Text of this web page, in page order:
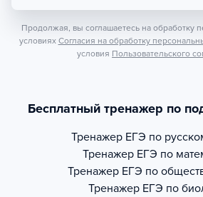
Продолжая, вы соглашаетесь на обработку
условиях Согласия на обработку
условия Пользовательского
Бесплатный тренажер по
Тренажер ЕГЭ по
Тренажер ЕГЭ по
Тренажер ЕГЭ по
Тренажер ЕГЭ по